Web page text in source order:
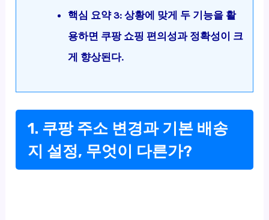
핵심 요약 3: 상황에 맞게 두 기능을 활
용하면 쿠팡 쇼핑 편의성과 정확성이 크
게 향상된다.
1. 쿠팡 주소 변경과 기본 배송
지 설정, 무엇이 다른가?